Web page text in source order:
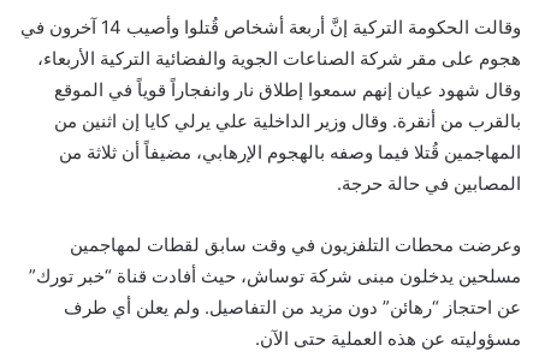
وقالت الحكومة التركية إنَّ أربعة أشخاص قُتلوا وأصيب 14 آخرون في
هجوم على مقر شركة الصناعات الجوية والفضائية التركية الأربعاء،
وقال شهود عيان إنهم سمعوا إطلاق نار وانفجاراً قوياً في الموقع
بالقرب من أنقرة. وقال وزير الداخلية علي يرلي كايا إن اثنين من
المهاجمين قُتلا فيما وصفه بالهجوم الإرهابي، مضيفاً أن ثلاثة من
المصابين في حالة حرجة.
وعرضت محطات التلفزيون في وقت سابق لقطات لمهاجمين
مسلحين يدخلون مبنى شركة توساش، حيث أفادت قناة “خبر تورك”
عن احتجاز “رهائن” دون مزيد من التفاصيل. ولم يعلن أي طرف
مسؤوليته عن هذه العملية حتى الآن.